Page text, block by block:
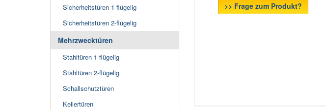
Sicherheitstüren 1-flügelig
Sicherheitstüren 2-flügelig
Mehrzwecktüren
Stahltüren 1-flügelig
Stahltüren 2-flügelig
Schallschutztüren
Kellertüren
>> Frage zum Produkt?